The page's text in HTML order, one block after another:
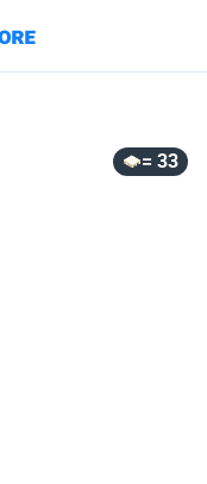
= 33